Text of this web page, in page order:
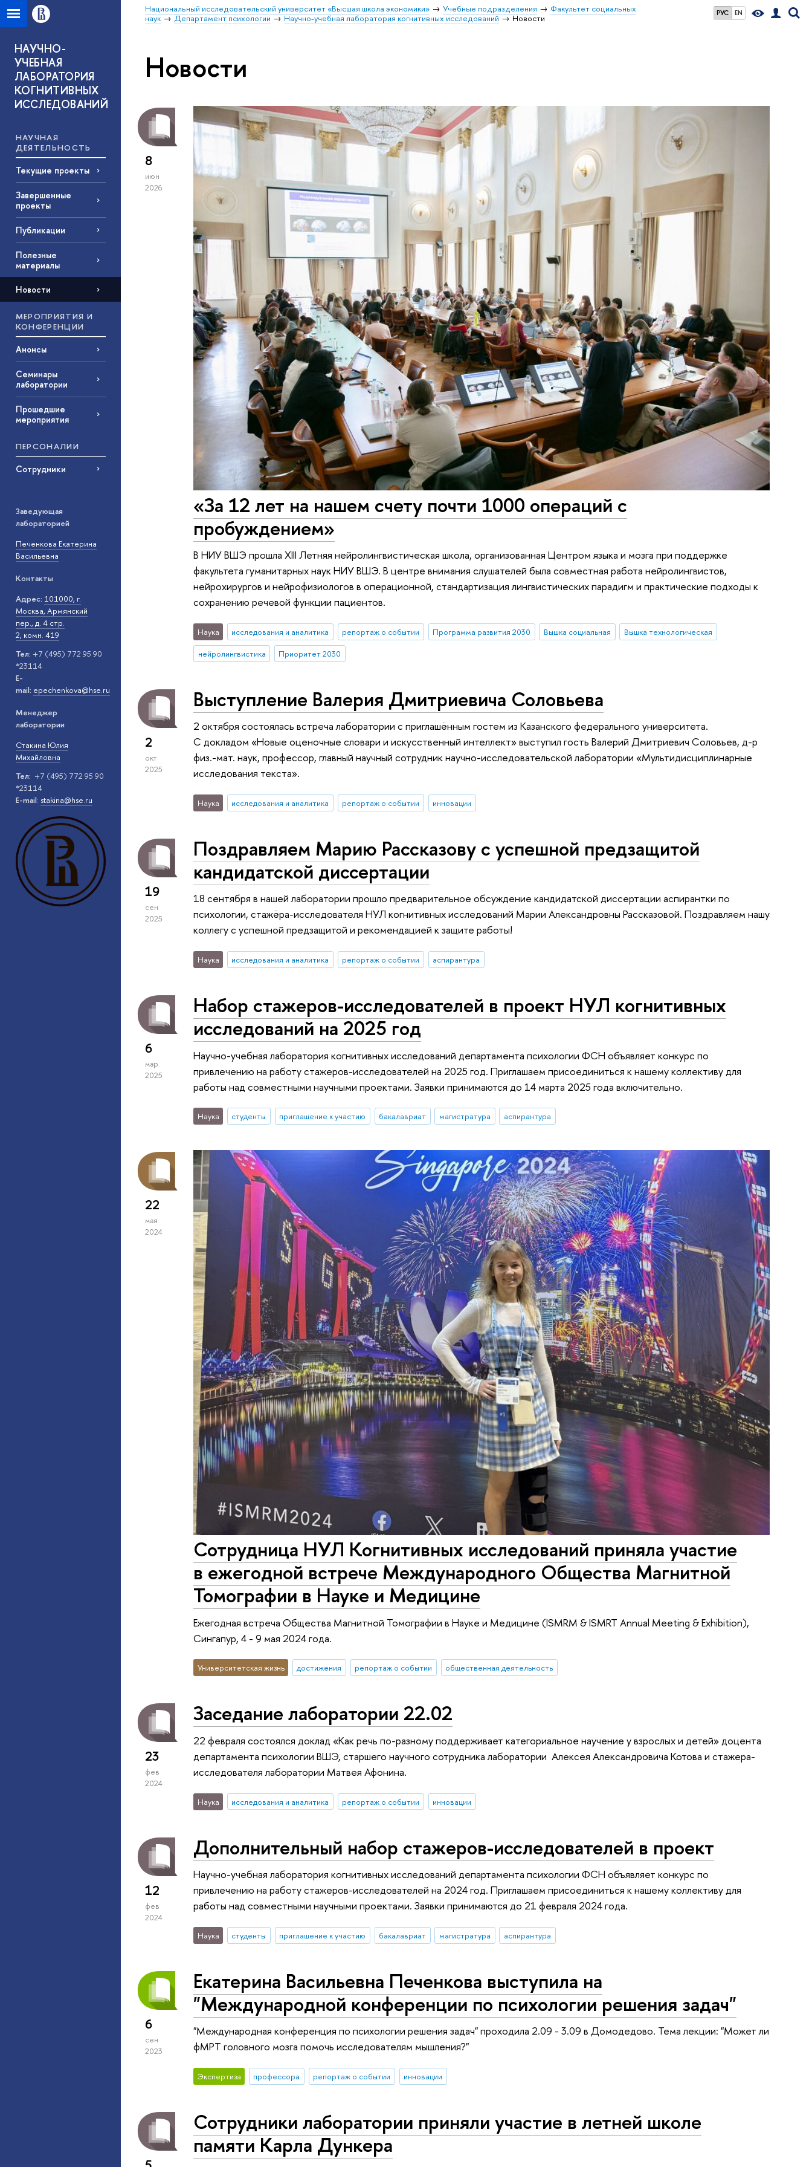
РУС EN
Национальный исследовательский университет «Высшая школа экономики» Учебные подразделения
Факультет социальных
наук
Департамент психологии Научно-учебная лаборатория когнитивных исследований Новости
НАУЧНО-
УЧЕБНАЯ
ЛАБОРАТОРИЯ
КОГНИТИВНЫХ
ИССЛЕДОВАНИЙ
НАУЧНАЯ
ДЕЯТЕЛЬНОСТЬ
Текущие проекты
Завершенные
проекты
Публикации
Полезные
материалы
Новости
МЕРОПРИЯТИЯ И
КОНФЕРЕНЦИИ
Анонсы
Семинары
лаборатории
Прошедшие
мероприятия
ПЕРСОНАЛИИ
Сотрудники
Заведующая
лабораторией
Печенкова Екатерина
Васильевна
Контакты
Адрес: 101000, г.
Москва, Армянский
пер., д. 4 стр.
2, комн. 419
Тел: +7 (495) 772 95 90
*23114
E-
mail: epechenkova@hse.ru
Менеджер
лаборатории
Стакина Юлия
Михайловна
Тел: +7 (495) 772 95 90
*23114
E-mail: stakina@hse.ru
Новости
8
июн
2026
«За 12 лет на нашем счету почти 1000 операций с
пробуждением»
В НИУ ВШЭ прошла XIII Летняя нейролингвистическая школа, организованная Центром языка и мозга при поддержке
факультета гуманитарных наук НИУ ВШЭ. В центре внимания слушателей была совместная работа нейролингвистов,
нейрохирургов и нейрофизиологов в операционной, стандартизация лингвистических парадигм и практические подходы к
сохранению речевой функции пациентов.
Наука исследования и аналитика репортаж о событии Программа развития 2030 Вышка социальная
Вышка технологическая
нейролингвистика
Приоритет 2030
2
окт
2025
Выступление Валерия Дмитриевича Соловьева
2 октября состоялась встреча лаборатории с приглашённым гостем из Казанского федерального университета.
С докладом «Новые оценочные словари и искусственный интеллект» выступил гость Валерий Дмитриевич Соловьев, д-р
физ.-мат. наук, профессор, главный научный сотрудник научно-исследовательской лаборатории «Мультидисциплинарные
исследования текста».
Наука исследования и аналитика репортаж о событии инновации
19
сен
2025
Поздравляем Марию Рассказову с успешной предзащитой
кандидатской диссертации
18 сентября в нашей лаборатории прошло предварительное обсуждение кандидатской диссертации аспирантки по
психологии, стажёра-исследователя НУЛ когнитивных исследований Марии Александровны Рассказовой. Поздравляем нашу
коллегу с успешной предзащитой и рекомендацией к защите работы!
Наука исследования и аналитика репортаж о событии аспирантура
6
мар
2025
Набор стажеров-исследователей в проект НУЛ когнитивных
исследований на 2025 год
Научно-учебная лаборатория когнитивных исследований департамента психологии ФСН объявляет конкурс по
привлечению на работу стажеров-исследователей на 2025 год. Приглашаем присоединиться к нашему коллективу для
работы над совместными научными проектами. Заявки принимаются до 14 марта 2025 года включительно.
Наука студенты приглашение к участию бакалавриат магистратура аспирантура
22
мая
2024
Сотрудница НУЛ Когнитивных исследований приняла участие
в ежегодной встрече Международного Общества Магнитной
Томографии в Науке и Медицине
Ежегодная встреча Общества Магнитной Томографии в Науке и Медицине (ISMRM & ISMRT Annual Meeting & Exhibition),
Сингапур, 4 - 9 мая 2024 года.
Университетская жизнь достижения репортаж о событии общественная деятельность
23
фев
2024
Заседание лаборатории 22.02
22 февраля состоялся доклад «Как речь по-разному поддерживает категориальное научение у взрослых и детей» доцента
департамента психологии ВШЭ, старшего научного сотрудника лаборатории Алексея Александровича Котова и стажера-
исследователя лаборатории Матвея Афонина.
Наука исследования и аналитика репортаж о событии инновации
12
фев
2024
Дополнительный набор стажеров-исследователей в проект
Научно-учебная лаборатория когнитивных исследований департамента психологии ФСН объявляет конкурс по
привлечению на работу стажеров-исследователей на 2024 год. Приглашаем присоединиться к нашему коллективу для
работы над совместными научными проектами. Заявки принимаются до 21 февраля 2024 года.
Наука студенты приглашение к участию бакалавриат магистратура аспирантура
6
сен
2023
Екатерина Васильевна Печенкова выступила на
"Международной конференции по психологии решения задач"
"Международная конференция по психологии решения задач" проходила 2.09 - 3.09 в Домодедово. Тема лекции: "Может ли
фМРТ головного мозга помочь исследователям мышления?"
Экспертиза профессора репортаж о событии инновации
Сотрудники лаборатории приняли участие в летней школе
памяти Карла Дункера